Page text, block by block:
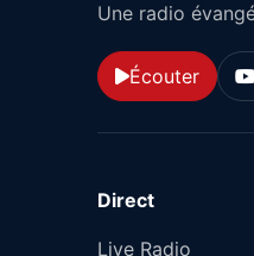
Une radio
Écouter
Direct
Live Radio